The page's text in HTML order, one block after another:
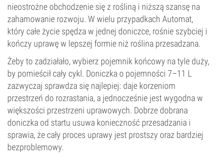
nieostrożne obchodzenie się z rośliną i niższą szansę na
zahamowanie rozwoju. W wielu przypadkach Automat,
który całe życie spędza w jednej doniczce, rośnie szybciej i
kończy uprawę w lepszej formie niż roślina przesadzana.
Żeby to zadziałało, wybierz pojemnik końcowy na tyle duży,
by pomieścił cały cykl. Doniczka o pojemności 7–11 L
zazwyczaj sprawdza się najlepiej: daje korzeniom
przestrzeń do rozrastania, a jednocześnie jest wygodna w
większości przestrzeni uprawowych. Dobrze dobrana
doniczka od startu usuwa konieczność przesadzania i
sprawia, że cały proces uprawy jest prostszy oraz bardziej
bezproblemowy.